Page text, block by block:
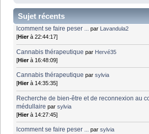
Sujet récents
lcomment se faire peser ... par
Lavandula2
[Hierà 22:44:17]
Cannabis thérapeutique par Hervé35
[Hierà 16:48:09]
Cannabis thérapeutique parsylvia
[Hierà 14:35:35]
Recherche de bien-être et de reconnexion au
médullaire parsylvia
[Hierà 14:27:45]
lcomment se faire peser ... parsylvia